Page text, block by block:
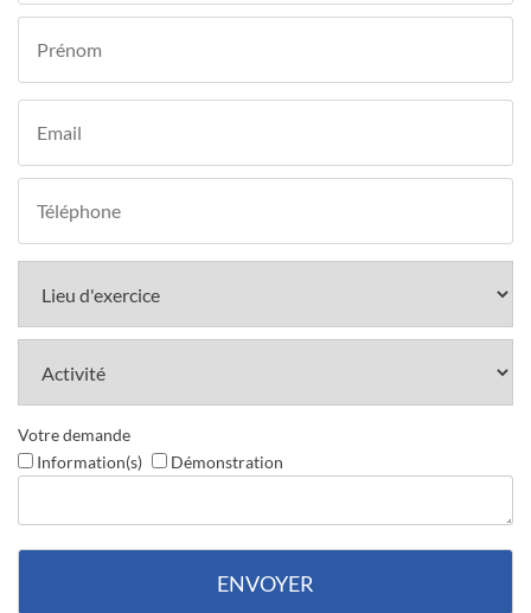
Votre demande
Information(s)
Démonstration